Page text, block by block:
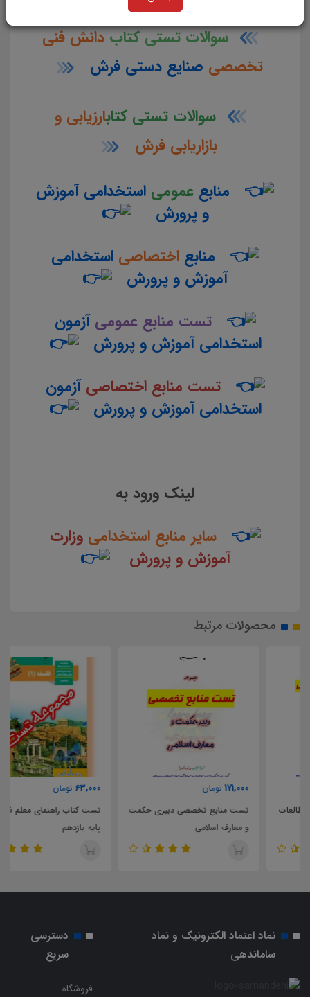
سوالات تستی کتابدانش فنی
تخصصی صنایع دستی فرش
سوالات تستی کتابارزیابی و
بازاریابی فرش
منابع عمومی استخدامی آموزش
و پرورش
منابعاختصاصیاستخدامی
آموزش و پرورش
تست منابع عمومی آزمون
استخدامی آموزش و پرورش
تست منابع اختصاصی آزمون
استخدامی آموزش و پرورش
لینک ورود به
سایر منابع استخدامیوزارت
آموزش و پرورش
محصولات مرتبط
تومان
تست منابع تخصصی دبیری حکمت
و معارف اسلامی
تومان
تست کتاب راهنمای معلم فلسفه 1
نماد اعتماد الکترونیک و نماد
ساماندهی
دسترسی
سریع
فروشگاه